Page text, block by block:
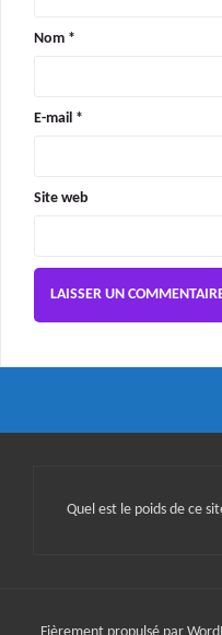
Nom *
E-mail *
Site web
Quel est le poids de ce